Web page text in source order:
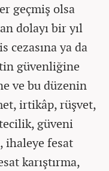
geçmiş olsa
dolayı bir yıl
cezasına ya da
güvenliğine
ve bu düzenin
irtikâp, rüşvet,
güveni
ihaleye fesat
karıştırma,